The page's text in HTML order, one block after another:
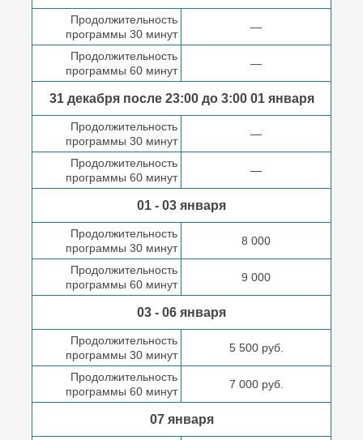
Продолжительность
программы 30 минут
—
Продолжительность
программы 60 минут
—
31 декабря после23:00 до 3:0001 января
Продолжительность
программы 30 минут
—
Продолжительность
программы 60 минут
—
01 - 03 января
Продолжительность
программы 30 минут
8 000
Продолжительность
программы 60 минут
9 000
03 - 06 января
Продолжительность
программы 30 минут
5 500 руб.
Продолжительность
программы 60 минут
7 000 руб.
07 января